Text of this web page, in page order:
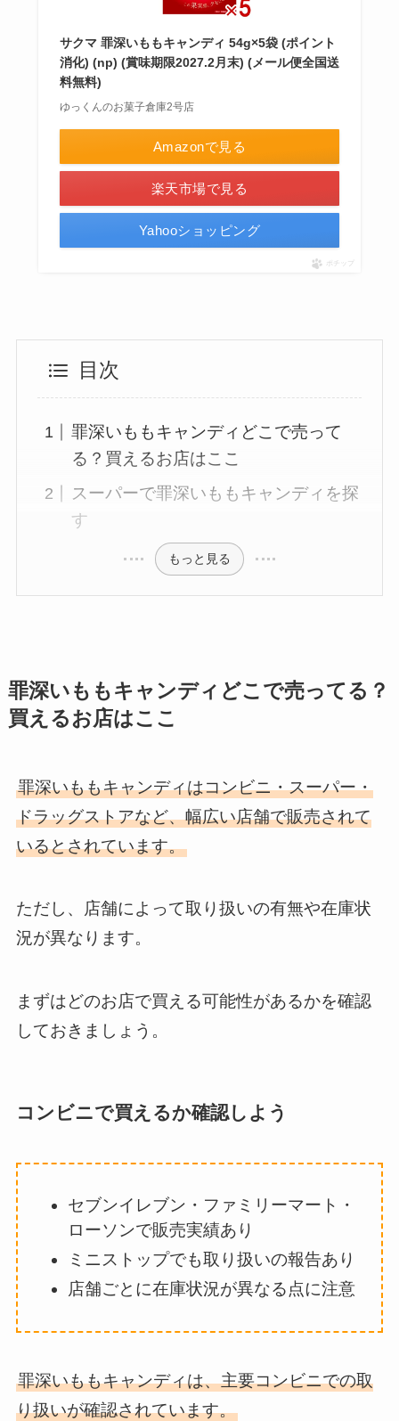
サクマ 罪深いももキャンディ 54g×5袋 (ポイント
消化) (np) (賞味期限2027.2月末) (メール便全国送
料無料)
ゆっくんのお菓子倉庫2号店
Amazonで見る
楽天市場で見る
Yahooショッピング
ポチップ
目次
罪深いももキャンディどこで売って
る？買えるお店はここ
スーパーで罪深いももキャンディを探
す
もっと見る
罪深いももキャンディどこで売ってる？
買えるお店はここ
罪深いももキャンディはコンビニ・スーパー・
ドラッグストアなど、幅広い店舗で販売されて
いるとされています。
ただし、店舗によって取り扱いの有無や在庫状
況が異なります。
まずはどのお店で買える可能性があるかを確認
しておきましょう。
コンビニで買えるか確認しよう
セブンイレブン・ファミリーマート・
ローソンで販売実績あり
ミニストップでも取り扱いの報告あり
店舗ごとに在庫状況が異なる点に注意
罪深いももキャンディは、主要コンビニでの取
り扱いが確認されています。